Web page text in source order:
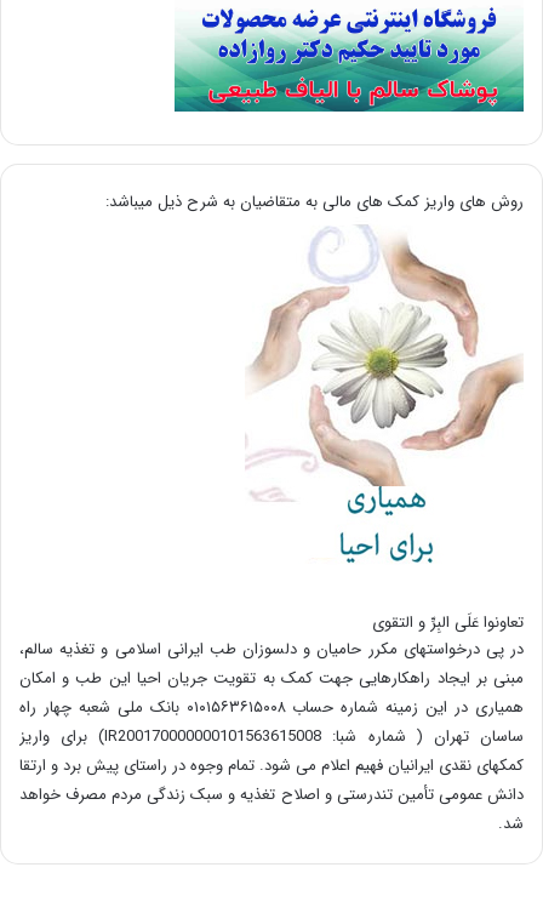
روش های واریز کمک های مالی به متقاضیان به شرح ذیل میباشد:
تعاونوا عَلَی البِرِّ و التقوی
در پی درخواستهای مکرر حامیان و دلسوزان طب ایرانی اسلامی و تغذیه سالم،
مبنی بر ایجاد راهکارهایی جهت کمک به تقویت جریان احیا این طب و امکان
همیاری در این زمینه شماره حساب ۰۱۰۱۵۶۳۶۱۵۰۰۸ بانک ملی شعبه چهار راه
ساسان تهران ( شماره شبا: IR200170000000101563615008) برای واریز
کمکهای نقدی ایرانیان فهیم اعلام می شود. تمام وجوه در راستای پیش برد و ارتقا
دانش عمومی تأمین تندرستی و اصلاح تغذیه و سبک زندگی مردم مصرف خواهد
شد.